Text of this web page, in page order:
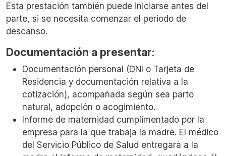
Esta prestación también puede iniciarse antes del
parte, si se necesita comenzar el periodo de
descanso.
Documentación a presentar:
Documentación personal (DNI o Tarjeta de
Residencia y documentación relativa a la
cotización), acompañada según sea parto
natural, adopción o acogimiento.
Informe de maternidad cumplimentado por la
empresa para la que trabaja la madre. El médico
del Servicio Público de Salud entregará a la